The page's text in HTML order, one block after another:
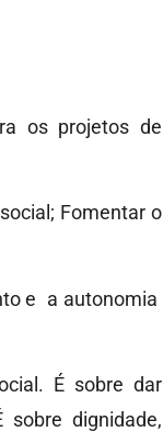
os projetos de
Fomentar o
e a autonomia
É sobre dar
dignidade,